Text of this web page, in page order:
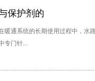
保护剂的
通系统的长期使用过程中，水
专门针...